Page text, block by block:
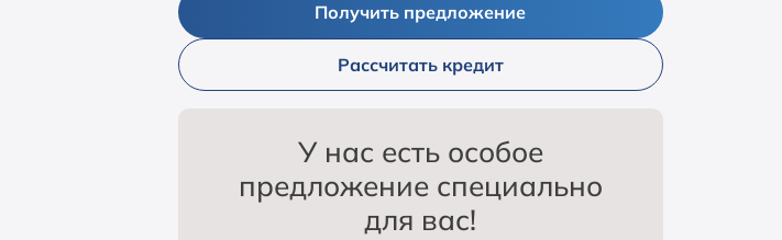
Получить предложение
Рассчитать кредит
У нас есть особое
предложение специально
для вас!